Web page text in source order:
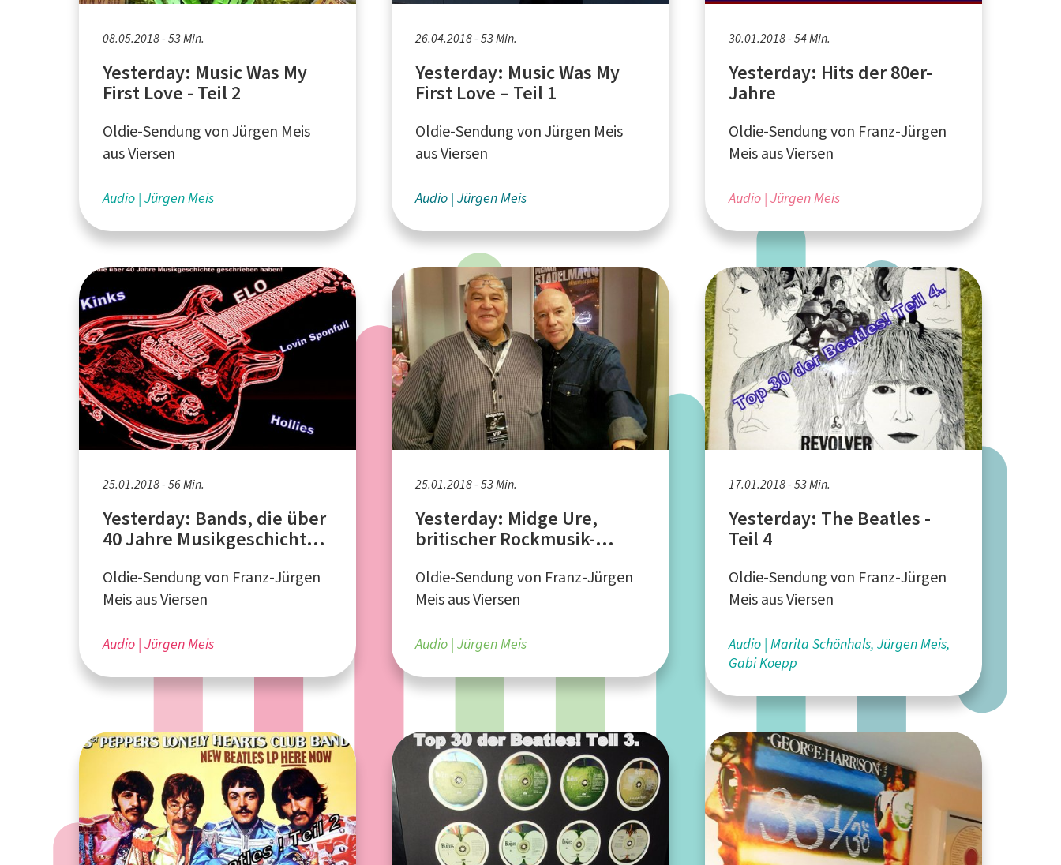
08.05.2018 - 53 Min.
Yesterday: Music Was My
First Love - Teil 2
Oldie-Sendung von Jürgen Meis
aus Viersen
Audio Jürgen Meis
26.04.2018 - 53 Min.
Yesterday: Music Was My
First Love – Teil 1
Oldie-Sendung von Jürgen Meis
aus Viersen
Audio Jürgen Meis
30.01.2018 - 54 Min.
Yesterday: Hits der 80er-
Jahre
Oldie-Sendung von Franz-Jürgen
Meis aus Viersen
Audio Jürgen Meis
25.01.2018 - 56 Min.
Yesterday: Bands, die über
40 Jahre Musikgeschichte
Oldie-Sendung von Franz-Jürgen
Meis aus Viersen
Audio Jürgen Meis
25.01.2018 - 53 Min.
Yesterday: Midge Ure,
britischer Rockmusik-
Oldie-Sendung von Franz-Jürgen
Meis aus Viersen
Audio Jürgen Meis
17.01.2018 - 53 Min.
Yesterday: The Beatles -
Teil 4
Oldie-Sendung von Franz-Jürgen
Meis aus Viersen
Audio Marita Schönhals, Jürgen Meis,
Gabi Koepp